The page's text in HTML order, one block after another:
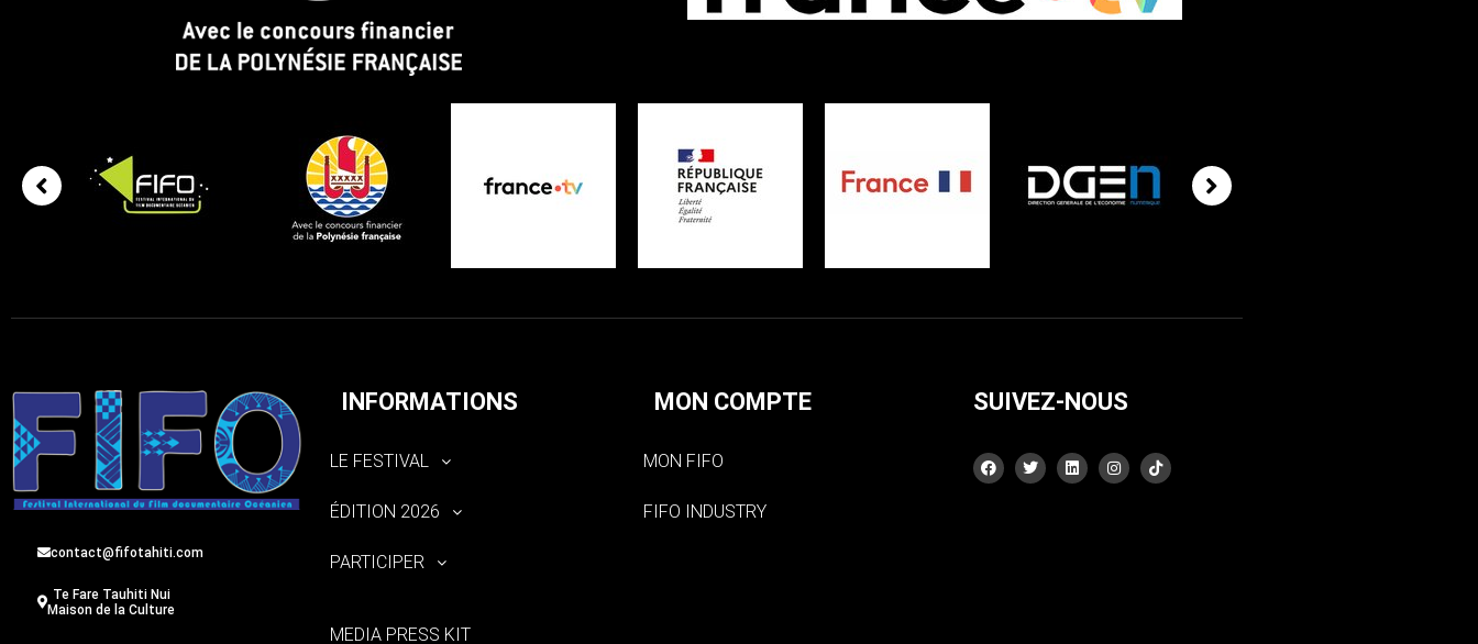
contact@fifotahiti.com
Te Fare Tauhiti Nui
Maison de la Culture
INFORMATIONS
LE FESTIVAL
ÉDITION 2026
PARTICIPER
MEDIA PRESS KIT
MON COMPTE
MON FIFO
FIFO INDUSTRY
SUIVEZ-NOUS